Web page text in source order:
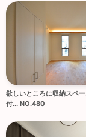
欲しいところに収納スペ
付... NO.480